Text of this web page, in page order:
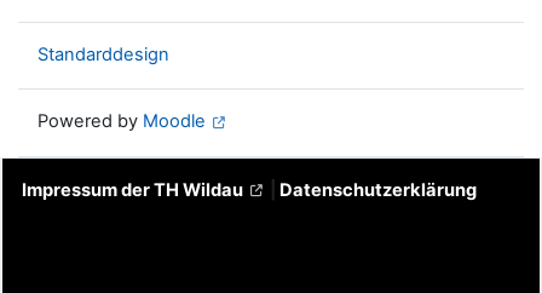
Standarddesign
Powered by Moodle
Impressum der TH Wildau Datenschutzerklärung